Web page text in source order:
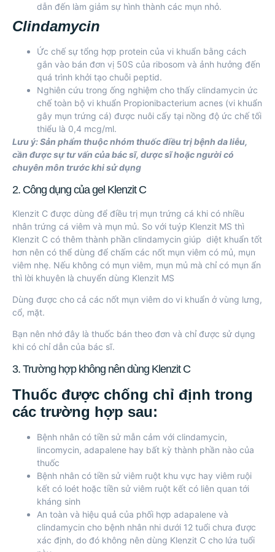
dẫn đến làm giảm sự hình thành các mụn nhỏ.
Clindamycin
Ức chế sự tổng hợp protein của vi khuẩn bằng cách
gắn vào bán đơn vị 50S của ribosom và ảnh hưởng đến
quá trình khởi tạo chuỗi peptid.
Nghiên cứu trong ống nghiệm cho thấy clindamycin ức
chế toàn bộ vi khuẩn Propionibacterium acnes (vi khuẩn
gây mụn trứng cá) được nuôi cấy tại nồng độ ức chế tối
thiểu là 0,4 mcg/ml.
Lưu ý: Sản phẩm thuộc nhóm thuốc điều trị bệnh da liễu,
cần được sự tư vấn của bác sĩ, dược sĩ hoặc người có
chuyên môn trước khi sử dụng
2. Công dụng của gel Klenzit C
Klenzit C được dùng để điều trị mụn trứng cá khi có nhiều
nhân trứng cá viêm và mụn mủ. So với tuýp Klenzit MS thì
Klenzit C có thêm thành phần clindamycin giúp diệt khuẩn tốt
hơn nên có thể dùng để chấm các nốt mụn viêm có mủ, mụn
viêm nhẹ. Nếu không có mụn viêm, mụn mủ mà chỉ có mụn ẩn
thì lời khuyên là chuyển dùng Klenzit MS
Dùng được cho cả các nốt mụn viêm do vi khuẩn ở vùng lưng,
cổ, mặt.
Bạn nên nhớ đây là thuốc bán theo đơn và chỉ được sử dụng
khi có chỉ dẫn của bác sĩ.
3. Trường hợp không nên dùng Klenzit C
Thuốc được chống chỉ định trong
các trường hợp sau:
Bệnh nhân có tiền sử mẫn cảm với clindamycin,
lincomycin, adapalene hay bất kỳ thành phần nào của
thuốc
Bệnh nhân có tiền sử viêm ruột khu vực hay viêm ruội
kết có loét hoặc tiền sử viêm ruột kết có liên quan tới
kháng sinh
An toàn và hiệu quả của phối hợp adapalene và
clindamycin cho bệnh nhân nhi dưới 12 tuổi chưa được
xác định, do đó không nên dùng Klenzit C cho lứa tuổi